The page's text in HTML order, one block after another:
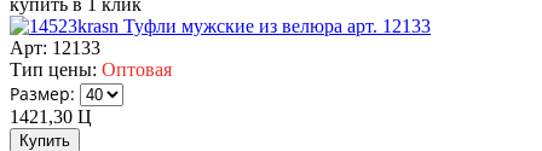
Туфли мужские из велюра арт. 12133
Арт: 12133
Тип цены: Оптовая
Размер:
1421,30 Ц